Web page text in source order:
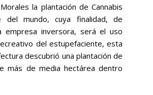
la plantación de Cannabis
del mundo, cuya finalidad, de
empresa inversora, será el uso
del estupefaciente, esta
descubrió una plantación de
más de media hectárea dentro